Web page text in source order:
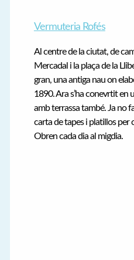
Vermuteria Rofés
Al centre de la ciutat, de
Mercadal i la plaça de la
gran, una antiga nau on
1890. Ara s’ha conevrtit en
amb terrassa també. Ja no
carta de tapes i platillos per
Obren cada dia al migdia.